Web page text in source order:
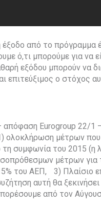
έξοδο από το πρόγραμμα
ό,τι μπορούμε για να
εξόδου μπορούν να
επιτεύξιμος ο στόχος
Eurogroup 22/1
ολοκλήρωση μέτρων που
συμφωνία του 2015 (η
μέτρων για
του ΑΕΠ, 3) Πλαίσιο
αυτή θα
από τον